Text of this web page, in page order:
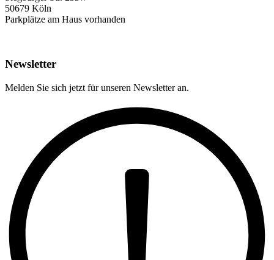
50679 Köln
Parkplätze am Haus vorhanden
Newsletter
Melden Sie sich jetzt für unseren Newsletter an.